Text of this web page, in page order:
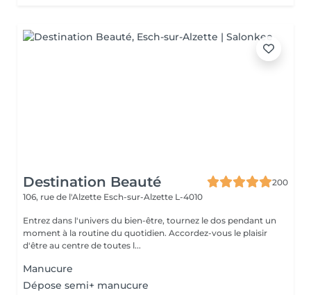
Destination Beauté
200
106, rue de l'Alzette Esch-sur-Alzette L-4010
Entrez dans l'univers du bien-être, tournez le dos pendant un
moment à la routine du quotidien. Accordez-vous le plaisir
d'être au centre de toutes l...
Manucure
Dépose semi+ manucure